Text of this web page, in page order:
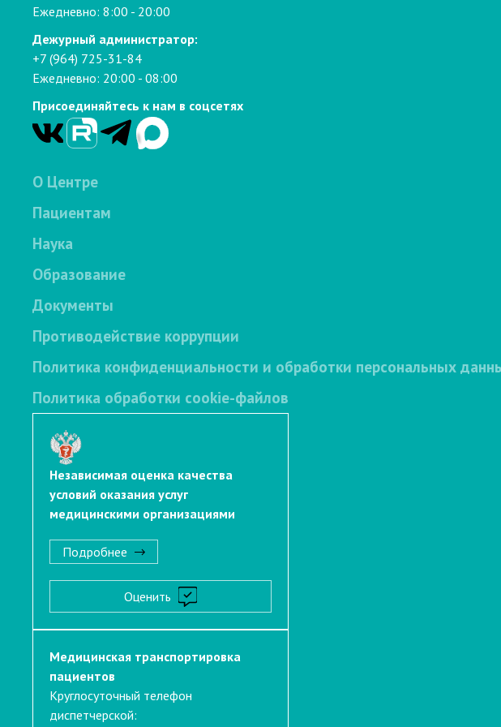
Ежедневно: 8:00 - 20:00
Дежурный администратор:
+7 (964) 725-31-84
Ежедневно: 20:00 - 08:00
Присоединяйтесь к нам в соцсетях
О Центре
Пациентам
Наука
Образование
Документы
Противодействие коррупции
Политика конфиденциальности и обработки персональных
Политика обработки cookie-файлов
Независимая оценка качества
условий оказания услуг
медицинскими организациями
Подробнее
Оценить
Медицинская транспортировка
пациентов
Круглосуточный телефон
диспетчерской: